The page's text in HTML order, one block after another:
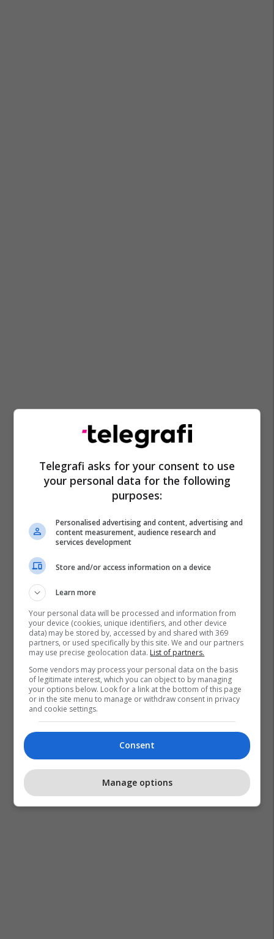
Atifete Jahjaga
Telegrafi asks for your consent to use
your personal data for the following
purposes:
Personalised advertising and content, advertising and
content measurement, audience research and
services development
Store and/or access information on a device
Learn more
Your personal data will be processed and information from
your device (cookies, unique identifiers, and other device
data) may be stored by, accessed by and shared with 369
partners, or used specifically by this site. We and our partners
may use precise geolocation data. List of partners.
Some vendors may process your personal data on the basis
of legitimate interest, which you can object to by managing
your options below. Look for a link at the bottom of this page
or in the site menu to manage or withdraw consent in privacy
and cookie settings.
Consent
Manage options